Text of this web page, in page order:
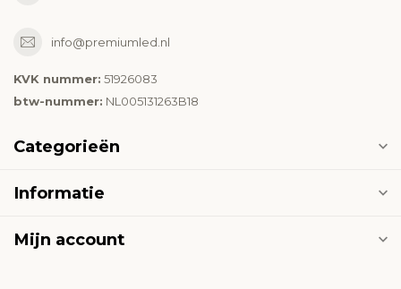
info@premiumled.nl
KVK nummer: 51926083
btw-nummer: NL005131263B18
Categorieën
Informatie
Mijn account